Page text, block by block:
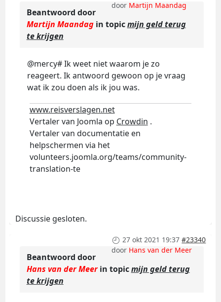
door Martijn Maandag
Beantwoord door
Martijn Maandagin topicmijn geld terug
te krijgen
@mercy# Ik weet niet waarom je zo
reageert. Ik antwoord gewoon op je vraag
wat ik zou doen als ik jou was.
www.reisverslagen.net
Vertaler van Joomla op Crowdin .
Vertaler van documentatie en
helpschermen via het
volunteers.joomla.org/teams/community-
translation-te
Discussie gesloten.
27 okt 2021 19:37 #23340
door Hans van der Meer
Beantwoord door
Hans van der Meerin topicmijn geld terug
te krijgen